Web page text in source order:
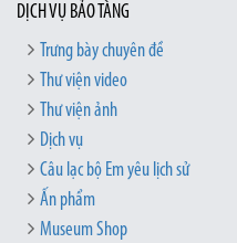
DỊCH VỤ BẢO TÀNG
Trưng bày chuyên đề
Thư viện video
Thư viện ảnh
Dịch vụ
Câu lạc bộ Em yêu lịch sử
Ấn phẩm
Museum Shop